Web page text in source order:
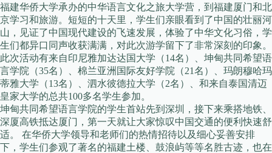
福建华侨大学承办的中华语言文化之旅大学营，到福建厦门和北
京学习和旅游。短短的十天里，学生们亲眼看到了中国的壮丽河
山，见证了中国现代建设的飞速发展，体验了中华文化习俗，学
生们都异口同声收获满满，对此次游学留下了非常深刻的印象。
此次活动有来自印尼雅加达达国大学（14名）、坤甸共同希望语
言学院（35名）、棉兰亚洲国际友好学院（21名）、玛朗穆哈玛
蒂雅大学（13名）、泗水彼德拉大学（2名）、和来自泰国清迈
皇家大学的总共100多名学生参加。
坤甸共同希望语言学院的学生首站先到深圳，接下来乘搭地铁、
深厦高铁抵达厦门，第一天就让大家惊叹中国交通的便利快速舒
适。 在华侨大学领导和老师们的热情招待以及细心妥善安排
下，学生们参观了著名的福建土楼、鼓浪屿等等名胜古迹，也在